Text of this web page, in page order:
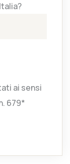
ai sensi
679*